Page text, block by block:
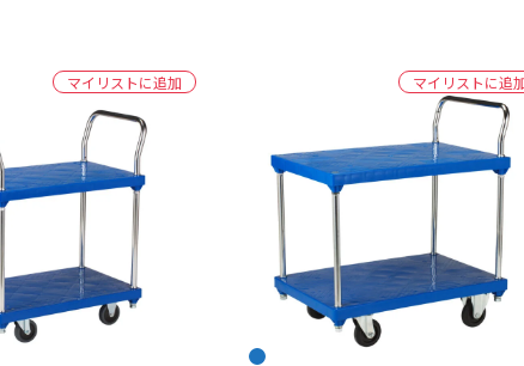
マイリストに追加 マイリストに追